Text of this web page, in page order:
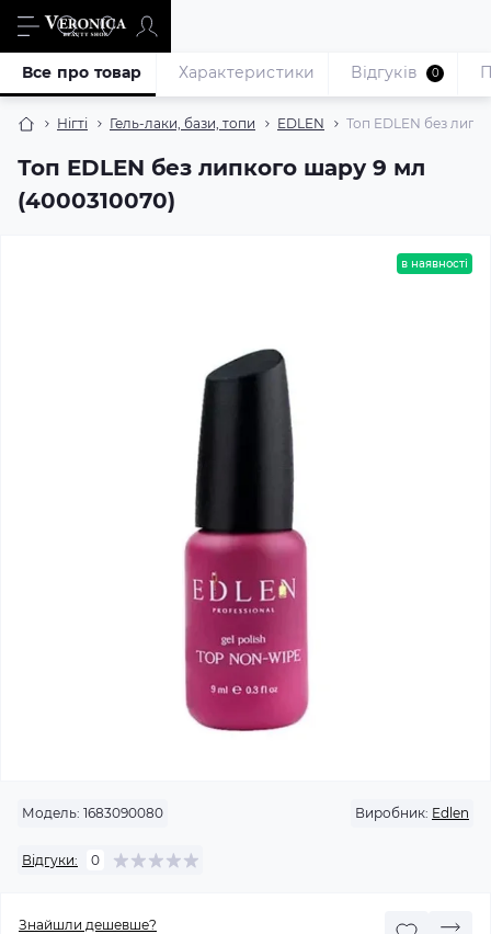
Нігті Гель-лаки, бази, топи EDLEN Топ EDLEN без
Топ EDLEN без липкого шару 9 мл
(4000310070)
Все про товар Характеристики Відгуків 0
в наявності
Модель: 1683090080 Виробник: Edlen
Відгуки: 0
Знайшли дешевше?